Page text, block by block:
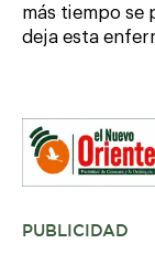
más tiempo se
deja esta
PUBLICIDAD